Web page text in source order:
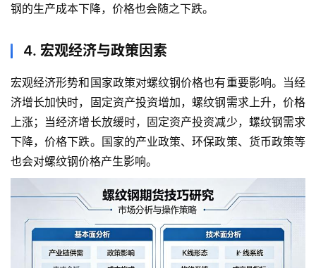
钢的生产成本下降，价格也会随之下跌。
4. 宏观经济与政策因素
宏观经济形势和国家政策对螺纹钢价格也有重要影响。当经
济增长加快时，固定资产投资增加，螺纹钢需求上升，价格
上涨；当经济增长放缓时，固定资产投资减少，螺纹钢需求
下降，价格下跌。国家的产业政策、环保政策、货币政策等
也会对螺纹钢价格产生影响。